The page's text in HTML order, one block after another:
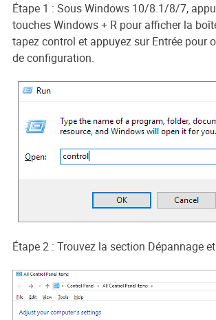
Étape 1 : Sous Windows 10/8.1/8/7,
touches Windows + R pour afficher la
tapez control et appuyez sur Entrée pour
de configuration.
Étape 2 : Trouvez la section Dépannage